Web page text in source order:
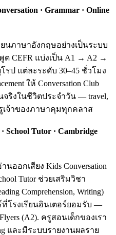
· Grammar · Online
นภาษาอังกฤษอย่างเป็นระบบ
CEFR แบ่งเป็น A1 → A2 →
ป แต่ละระดับ 30–45 ชั่วโมง
ให้ Conversation Club
จริงในชีวิตประจำวัน — travel,
รูเจ้าของภาษาคุมทุกคลาส
School Tutor · Cambridge
นออกเสียง Kids Conversation
Tutor ช่วยเสริมวิชา
Comprehension, Writing)
ที่โรงเรียนอินเตอร์ยอมรับ —
Flyers (A2). ครูสอนเด็กของเรา
และมีระบบรายงานผลราย